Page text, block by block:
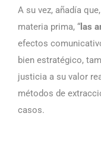
A su vez, añadía
materia prima, “las
efectos
bien estratégico,
justicia a su valor
métodos de
casos.